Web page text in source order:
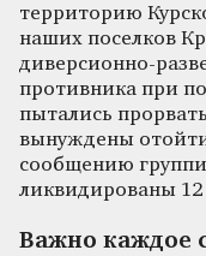
территорию
наших поселков
диверсионно-
противника при
пытались
вынуждены
сообщению
ликвидированы
Важно каждое